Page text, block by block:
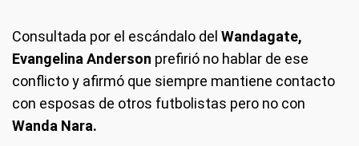
Consultada por el escándalo del Wandagate,
Evangelina Anderson prefirió no hablar de ese
conflicto y afirmó que siempre mantiene contacto
con esposas de otros futbolistas pero no con
Wanda Nara.